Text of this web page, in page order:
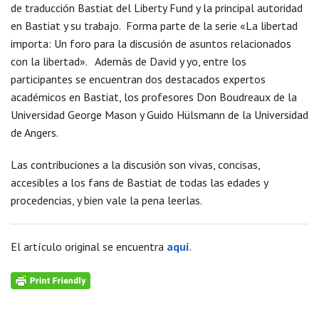
de traducción Bastiat del Liberty Fund y la principal autoridad
en Bastiat y su trabajo. Forma parte de la serie «La libertad
importa: Un foro para la discusión de asuntos relacionados
con la libertad». Además de David y yo, entre los
participantes se encuentran dos destacados expertos
académicos en Bastiat, los profesores Don Boudreaux de la
Universidad George Mason y Guido Hülsmann de la Universidad
de Angers.
Las contribuciones a la discusión son vivas, concisas,
accesibles a los fans de Bastiat de todas las edades y
procedencias, y bien vale la pena leerlas.
El artículo original se encuentra aquí.